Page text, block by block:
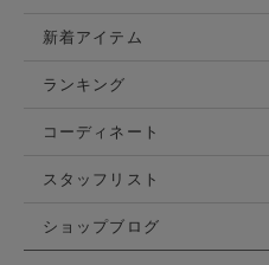
新着アイテム
ランキング
コーディネート
スタッフリスト
ショップブログ